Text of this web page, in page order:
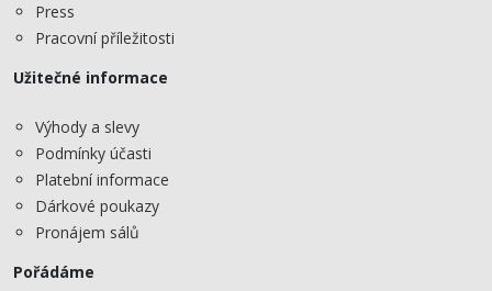
Press
Pracovní příležitosti
Užitečné informace
Výhody a slevy
Podmínky účasti
Platební informace
Dárkové poukazy
Pronájem sálů
Pořádáme